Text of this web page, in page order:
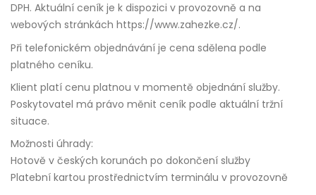
DPH. Aktuální ceník je k dispozici v provozovně a na
webových stránkách https://www.zahezke.cz/.
Při telefonickém objednávání je cena sdělena podle
platného ceníku.
Klient platí cenu platnou v momentě objednání služby.
Poskytovatel má právo měnit ceník podle aktuální tržní
situace.
Možnosti úhrady:
Hotově v českých korunách po dokončení služby
Platební kartou prostřednictvím terminálu v provozovně